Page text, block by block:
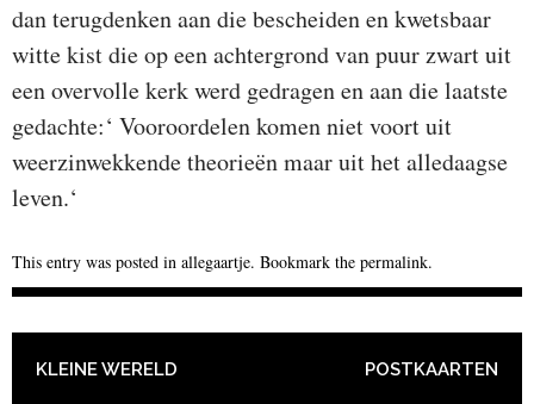
dan terugdenken aan die bescheiden en kwetsbaar
witte kist die op een achtergrond van puur zwart uit
een overvolle kerk werd gedragen en aan die laatste
gedachte:‘ Vooroordelen komen niet voort uit
weerzinwekkende theorieën maar uit het alledaagse
leven.‘
This entry was posted in allegaartje. Bookmark the permalink.
POST NAVIGATION
KLEINE WERELD POSTKAARTEN